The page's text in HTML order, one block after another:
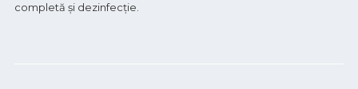
completă și dezinfecție.